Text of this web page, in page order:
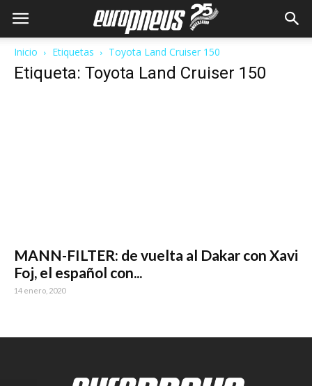
Inicio Etiquetas Toyota Land Cruiser 150
Etiqueta: Toyota Land Cruiser 150
MANN-FILTER: de vuelta al Dakar con Xavi
Foj, el español con...
14 enero, 2020